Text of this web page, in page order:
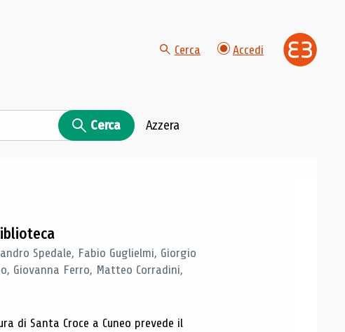
Cerca Accedi
Cerca Azzera
Spedale, Fabio Guglielmi, Giorgio
Giovanna Ferro, Matteo Corradini,
di Santa Croce a Cuneo prevede il